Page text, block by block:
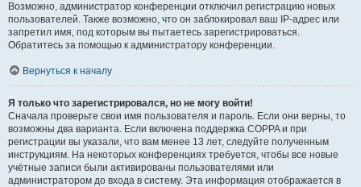
Возможно, администратор конференции отключил регистрацию новых
пользователей. Также возможно, что он заблокировал ваш IP-адрес или
запретил имя, под которым вы пытаетесь зарегистрироваться.
Обратитесь за помощью к администратору конференции.
Вернуться к началу
Я только что зарегистрировался, но не могу войти!
Сначала проверьте свои имя пользователя и пароль. Если они верны, то
возможны два варианта. Если включена поддержка COPPA и при
регистрации вы указали, что вам менее 13 лет, следуйте полученным
инструкциям. На некоторых конференциях требуется, чтобы все новые
учётные записи были активированы пользователями или
администратором до входа в систему. Эта информация отображается в